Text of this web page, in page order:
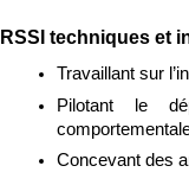
RSSI techniques et
Travaillant sur
Pilotant le
Concevant des